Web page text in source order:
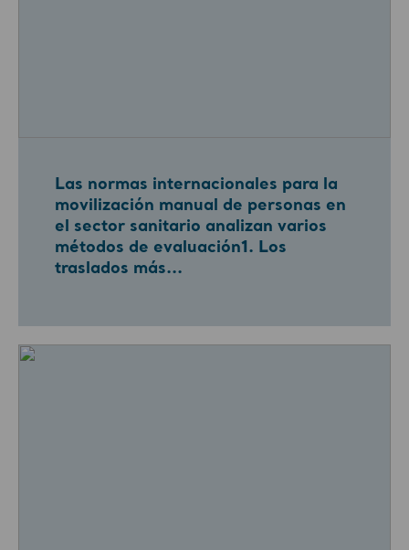
Las normas internacionales para la
movilización manual de personas en
el sector sanitario analizan varios
métodos de evaluación1. Los
traslados más...